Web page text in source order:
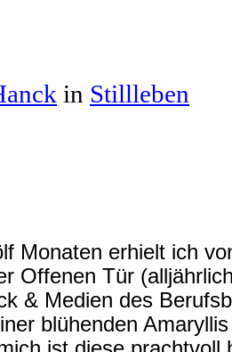
in Stillleben
Monaten erhielt ich
Offenen Tür
& Medien des
blühenden